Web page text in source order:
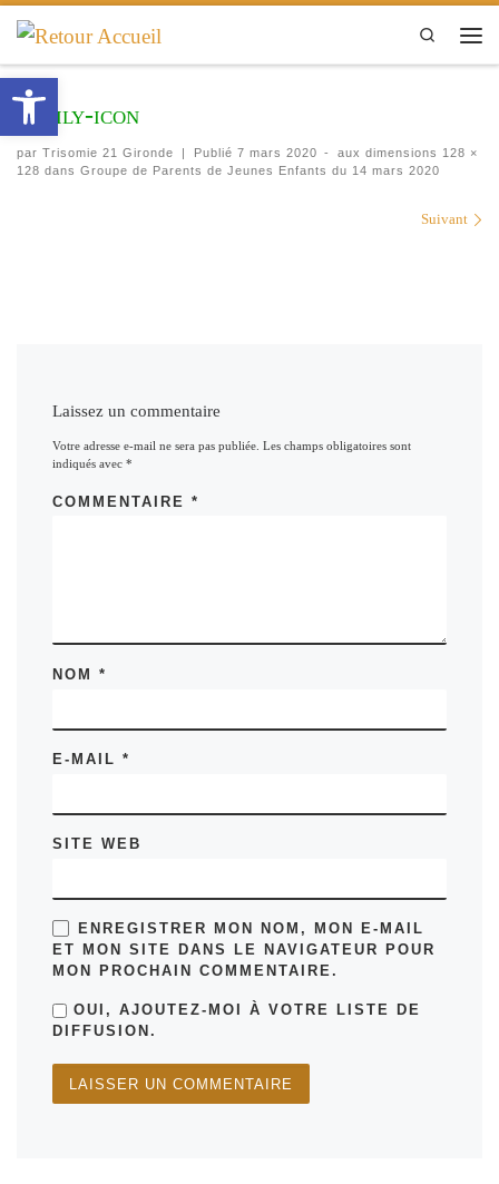
Passer au contenu
Search
family-icon
par Trisomie 21 Gironde | Publié 7 mars 2020 - aux dimensions 128 ×
128 dans Groupe de Parents de Jeunes Enfants du 14 mars 2020
Suivant
Laissez un commentaire
Votre adresse e-mail ne sera pas publiée. Les champs obligatoires sont
indiqués avec*
COMMENTAIRE*
NOM*
E-MAIL*
SITE WEB
ENREGISTRER MON NOM, MON E-MAIL
ET MON SITE DANS LE NAVIGATEUR POUR
MON PROCHAIN COMMENTAIRE.
OUI, AJOUTEZ-MOI À VOTRE LISTE DE
DIFFUSION.
Ouvrir la barre d’outils